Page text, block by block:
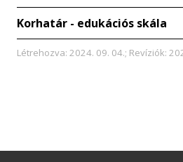
Korhatár - edukációs skála
Létrehozva: 2024. 09. 04.; Revíziók: